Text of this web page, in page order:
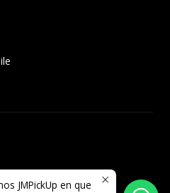
JMPickup.
JMPickUp en que